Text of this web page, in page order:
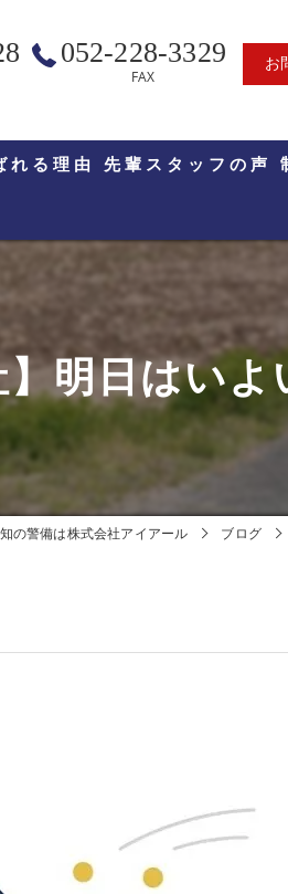
052-228-3329
FAX
お
れる理由 先輩スタッフの声
明日はいよ
の警備は株式会社アイアール ブログ